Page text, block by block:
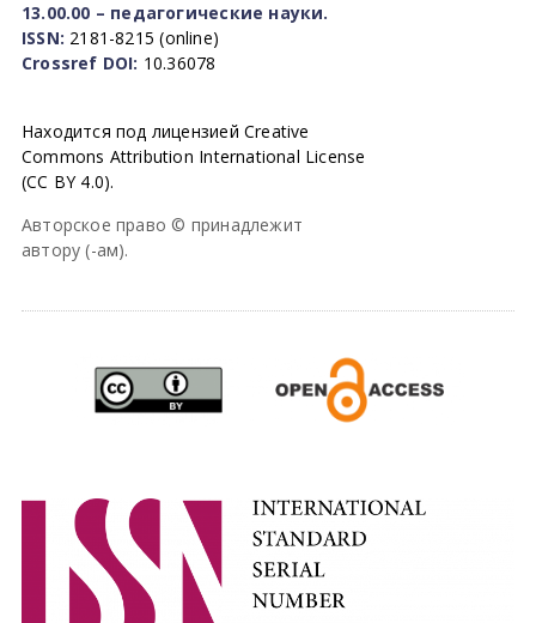
13.00.00 – педагогические науки.
ISSN: 2181-8215 (online)
Crossref DOI: 10.36078
Находится под лицензией Creative
Commons Attribution International License
(CC BY 4.0).
Авторское право © принадлежит
автору (-ам).